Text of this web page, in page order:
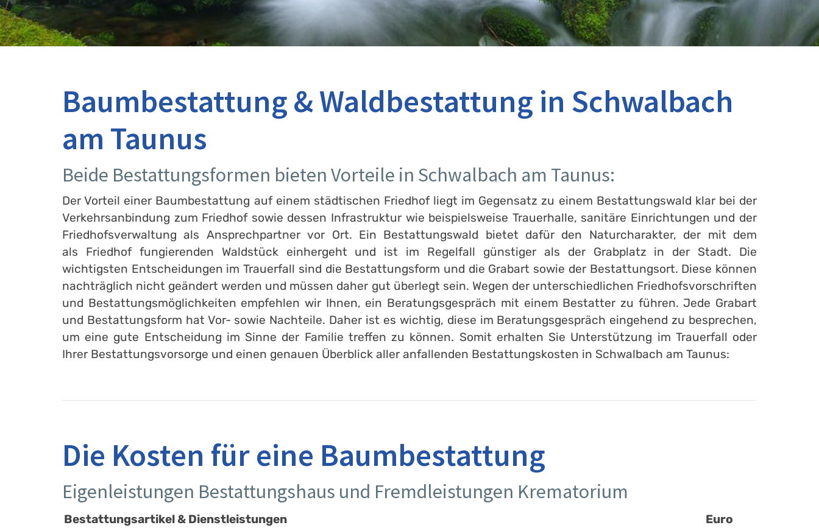
Baumbestattung & Waldbestattung in Schwalbach
am Taunus
Beide Bestattungsformen bieten Vorteile in Schwalbach am Taunus:
Der Vorteil einer Baumbestattung auf einem städtischen Friedhof liegt im Gegensatz zu einem Bestattungswald klar bei der
Verkehrsanbindung zum Friedhof sowie dessen Infrastruktur wie beispielsweise Trauerhalle, sanitäre Einrichtungen und der
Friedhofsverwaltung als Ansprechpartner vor Ort. Ein Bestattungswald bietet dafür den Naturcharakter, der mit dem
als Friedhof fungierenden Waldstück einhergeht und ist im Regelfall günstiger als der Grabplatz in der Stadt. Die
wichtigsten Entscheidungen im Trauerfall sind die Bestattungsform und die Grabart sowie der Bestattungsort. Diese können
nachträglich nicht geändert werden und müssen daher gut überlegt sein. Wegen der unterschiedlichen Friedhofsvorschriften
und Bestattungsmöglichkeiten empfehlen wir Ihnen, ein Beratungsgespräch mit einem Bestatter zu führen. Jede Grabart
und Bestattungsform hat Vor- sowie Nachteile. Daher ist es wichtig, diese im Beratungsgespräch eingehend zu besprechen,
um eine gute Entscheidung im Sinne der Familie treffen zu können. Somit erhalten Sie Unterstützung im Trauerfall oder
Ihrer Bestattungsvorsorge und einen genauen Überblick aller anfallenden Bestattungskosten in Schwalbach am Taunus:
Die Kosten für eine Baumbestattung
Eigenleistungen Bestattungshaus und Fremdleistungen Krematorium
Bestattungsartikel & Dienstleistungen
Euro